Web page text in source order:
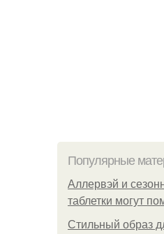
Популярные
Аллервэй и
таблетки могут
Стильный образ